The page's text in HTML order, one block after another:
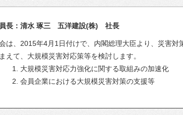
長：清水 琢三 五洋建設(株) 社長
は、2015年4月1日付けで、内閣総理大臣より、災害
えて、大規模災害対応策等を検討します。
1. 大規模災害対応力強化に関する取組みの加速化
2. 会員企業における大規模災害対策の支援等